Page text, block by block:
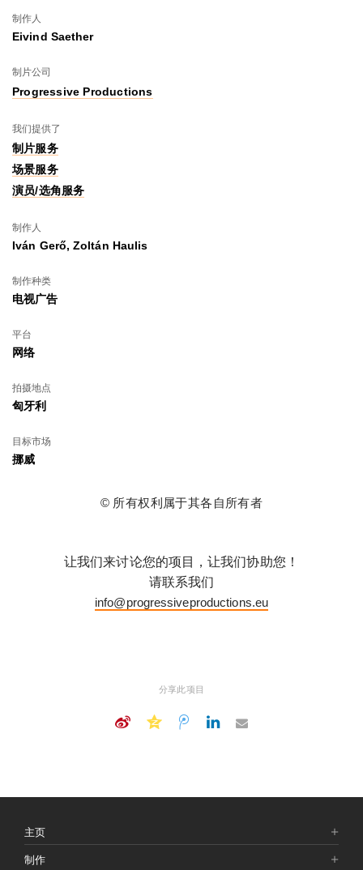
制作人
Eivind Saether
制片公司
Progressive Productions
我们提供了
制片服务
场景服务
演员/选角服务
制作人
Iván Gerő, Zoltán Haulis
制作种类
电视广告
平台
网络
拍摄地点
匈牙利
目标市场
挪威
© 所有权利属于其各自所有者
让我们来讨论您的项目，让我们协助您！
请联系我们
info@progressiveproductions.eu
分享此项目
主页
制作